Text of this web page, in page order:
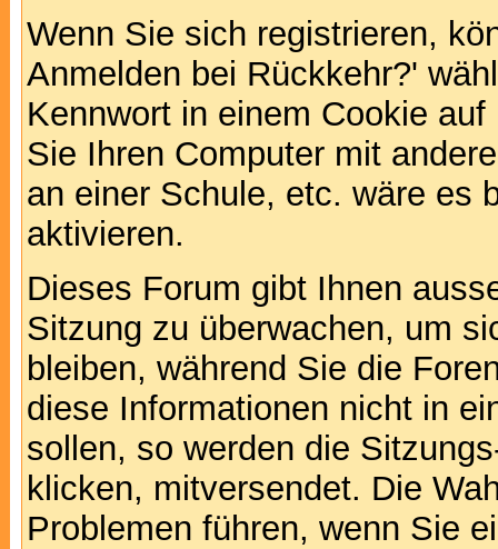
Wenn Sie sich registrieren,
Anmelden bei Rückkehr?'
Kennwort in einem Cookie
Sie Ihren Computer mit
an einer Schule, etc. wäre es
aktivieren.
Dieses Forum gibt Ihnen
Sitzung zu überwachen, um
bleiben, während Sie die
diese Informationen nicht in
sollen, so werden die
klicken, mitversendet. Die
Problemen führen, wenn Sie